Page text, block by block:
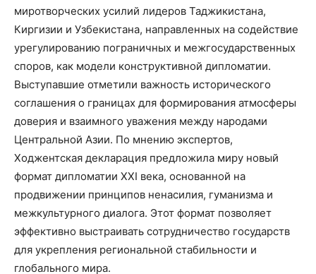
миротворческих усилий лидеров Таджикистана,
Киргизии и Узбекистана, направленных на содействие
урегулированию пограничных и межгосударственных
споров, как модели конструктивной дипломатии.
Выступавшие отметили важность исторического
соглашения о границах для формирования атмосферы
доверия и взаимного уважения между народами
Центральной Азии. По мнению экспертов,
Ходжентская декларация предложила миру новый
формат дипломатии XXI века, основанной на
продвижении принципов ненасилия, гуманизма и
межкультурного диалога. Этот формат позволяет
эффективно выстраивать сотрудничество государств
для укрепления региональной стабильности и
глобального мира.